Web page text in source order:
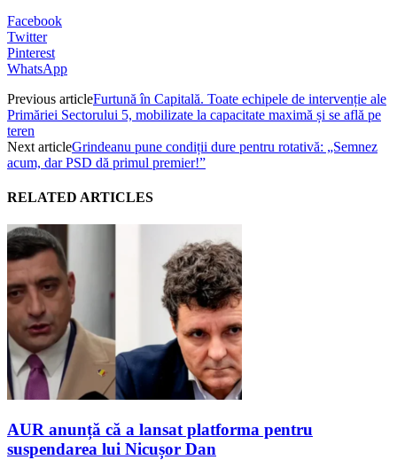
Facebook
Twitter
Pinterest
WhatsApp
Previous articleFurtună în Capitală. Toate echipele de intervenție ale
Primăriei Sectorului 5, mobilizate la capacitate maximă și se află pe
teren
Next articleGrindeanu pune condiții dure pentru rotativă: „Semnez
acum, dar PSD dă primul premier!”
RELATED ARTICLES
AUR anunță că a lansat platforma pentru
suspendarea lui Nicușor Dan